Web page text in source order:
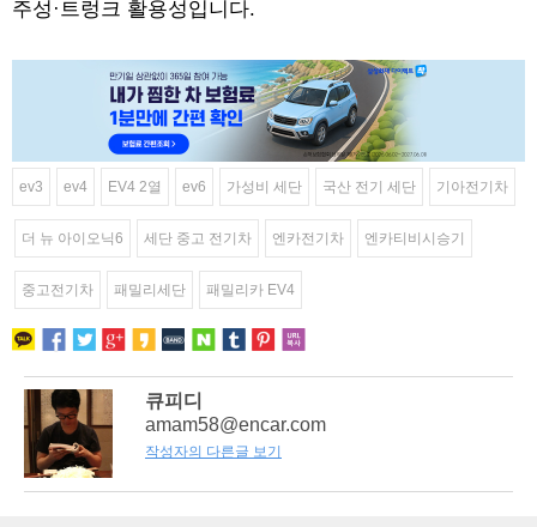
주성·트렁크 활용성입니다.
ev3 ev4 EV4 2열 ev6 가성비 세단 국산 전기 세단 기아전기차
더 뉴 아이오닉6 세단 중고 전기차 엔카전기차 엔카티비시승기
중고전기차 패밀리세단 패밀리카 EV4
큐피디
amam58@encar.com
작성자의 다른글 보기